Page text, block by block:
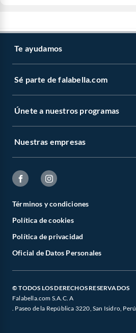
Te ayudamos
Sé parte de falabella.com
Únete a nuestros programas
Nuestras empresas
Términos y condiciones
Política de cookies
Política de privacidad
Oficial de Datos Personales
© TODOS LOS DERECHOS RESERVADOS
Falabella.com S.A.C. A
. Paseo de la República 3220, San Isidro, Perú